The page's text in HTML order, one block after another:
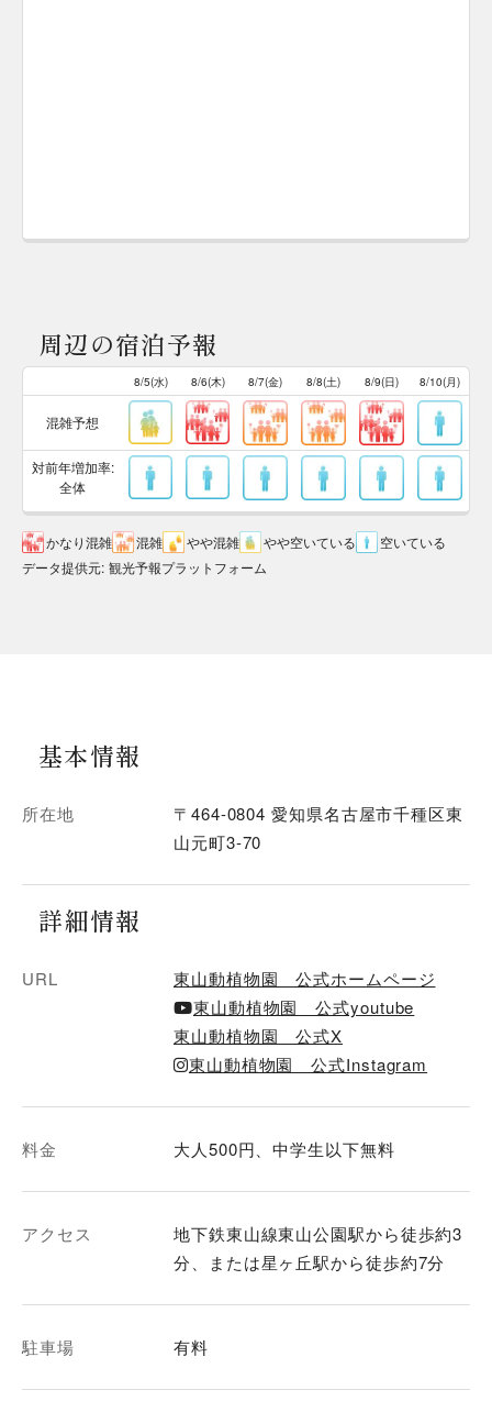
周辺の宿泊予報
8/5(水) 8/6(木) 8/7(金) 8/8(土) 8/9(日) 8/10(月)
混雑予想
対前年増加率:
全体
かなり混雑 混雑 やや混雑 やや空いている
空いている
データ提供元: 観光予報プラットフォーム
基本情報
所在地
〒464-0804 愛知県名古屋市千種区東
山元町3-70
詳細情報
URL
東山動植物園 公式ホームページ
東山動植物園 公式youtube
東山動植物園 公式X
東山動植物園 公式Instagram
料金 大人500円、中学生以下無料
アクセス
地下鉄東山線東山公園駅から徒歩約3
駐車場 有料